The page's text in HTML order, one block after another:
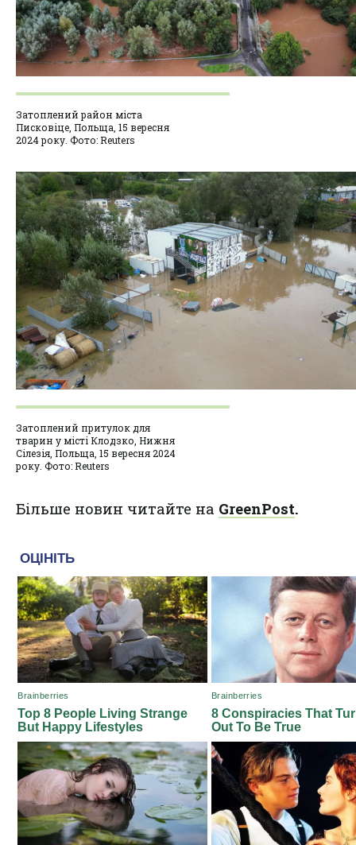
Затоплений район міста
Писковіце, Польща, 15 вересня
2024 року. Фото: Reuters
Затоплений притулок для
тварин у місті Клодзко, Нижня
Сілезія, Польща, 15 вересня 2024
року. Фото: Reuters
Більше новин читайте на GreenPost.